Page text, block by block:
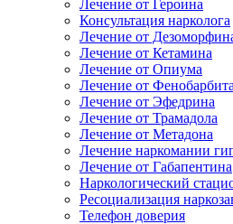
Лечение от Героина
Консультация нарколога
Лечение от
Лечение от Кетамина
Лечение от Опиума
Лечение от
Лечение от Эфедрина
Лечение от Трамадола
Лечение от Метадона
Лечение наркомании
Лечение от Габапентина
Наркологический
Ресоциализация
Телефон доверия